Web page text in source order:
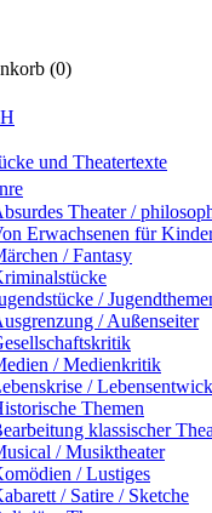
(0)
und Theatertexte
Theater /
Erwachsenen für
/ Fantasy
/
/ Außenseiter
/ Medienkritik
/
Themen
klassischer
/ Musiktheater
/ Lustiges
/ Satire / Sketche